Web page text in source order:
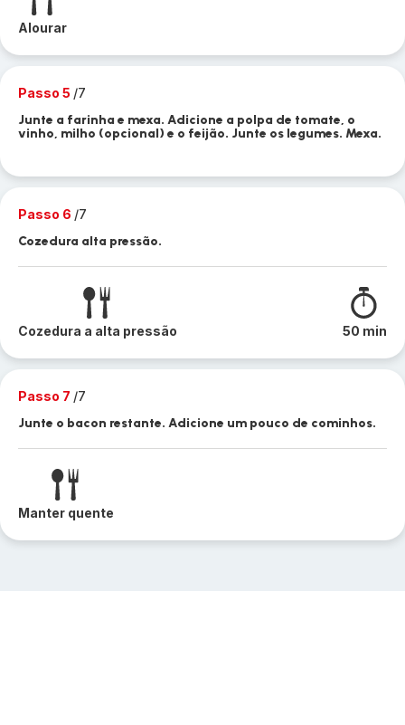
Alourar
Passo 5 /7
Junte a farinha e mexa. Adicione a polpa de tomate, o
vinho, milho (opcional) e o feijão. Junte os legumes. Mexa.
Passo 6 /7
Cozedura alta pressão.
Cozedura a alta pressão 50 min
Passo 7 /7
Junte o bacon restante. Adicione um pouco de cominhos.
Manter quente